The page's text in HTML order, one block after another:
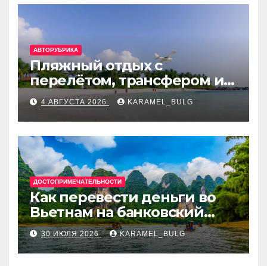
АВТОРУБРИКА
Пляжный отдых с
перелётом, трансфером и
отелем на Мальдивах, в
Турции, Греции, Таиланде
и Европе
4 АВГУСТА 2026 KARAMEL_BULG
ДОСТОПРИМЕЧАТЕЛЬНОСТИ
Как перевести деньги во
Вьетнам на банковский
счёт: VietcomBank, BIDV,
Techcombank и другие
банки
30 ИЮЛЯ 2026 KARAMEL_BULG